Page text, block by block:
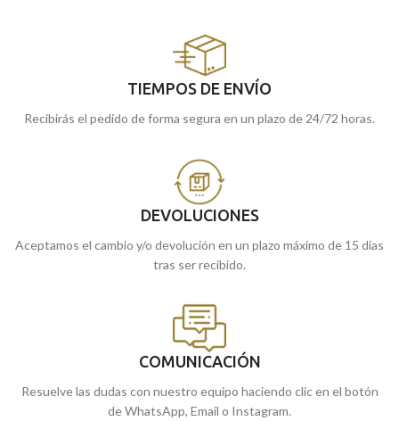
TIEMPOS DE ENVÍO
Recibirás el pedido de forma segura en un plazo de 24/72 horas.
DEVOLUCIONES
Aceptamos el cambio y/o devolución en un plazo máximo de 15 días
tras ser recibido.
COMUNICACIÓN
Resuelve las dudas con nuestro equipo haciendo clic en el botón
de WhatsApp, Email o Instagram.